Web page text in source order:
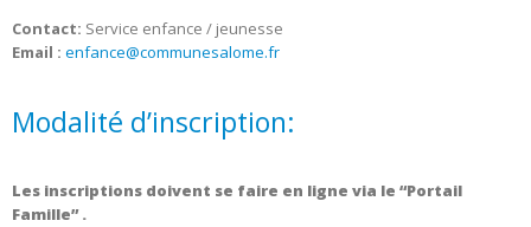
Contact: Service enfance / jeunesse
Email : enfance@communesalome.fr
Modalité d’inscription:
Les inscriptions doivent se faire en ligne via le “Portail
Famille” .